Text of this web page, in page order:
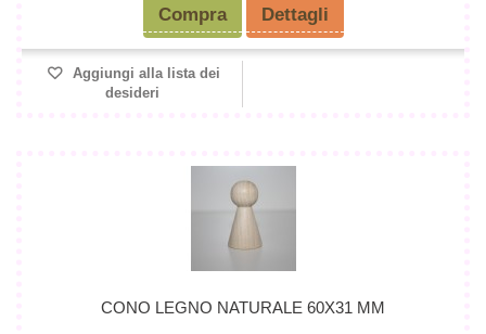
Compra Dettagli
Aggiungi alla lista dei
desideri
CONO LEGNO NATURALE 60X31 MM